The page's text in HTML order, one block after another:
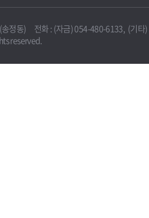
송정동) 전화 : (자금) 054-480-6133, (기타
reserved.